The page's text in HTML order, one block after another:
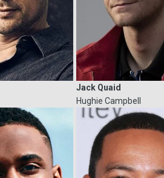
Jack Quaid
Hughie Campbell